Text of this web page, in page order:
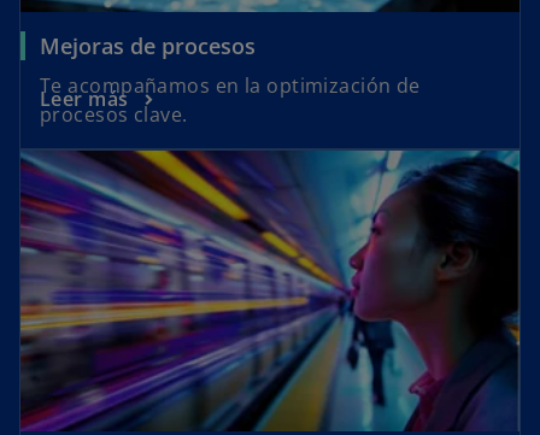
Mejoras de procesos
Te acompañamos en la optimización de
procesos clave.
Leer más